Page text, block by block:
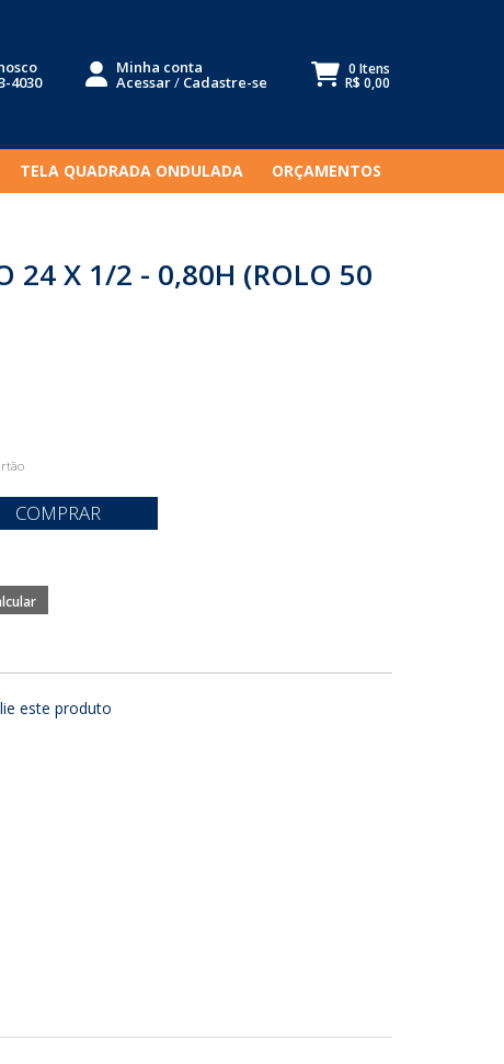
4030
Minha conta
Acessar/ Cadastre-se
0 Itens
R$ 0,00
TELA QUADRADA ONDULADA ORÇAMENTOS
24 X 1/2 - 0,80H (ROLO 50
COMPRAR
este produto